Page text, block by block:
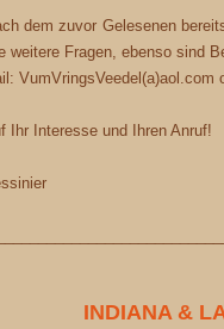
dem zuvor Gelesenen
weitere Fragen, ebenso sind
VumVringsVeedel(a)aol.com
Ihr Interesse und Ihren Anruf!
INDIANA &